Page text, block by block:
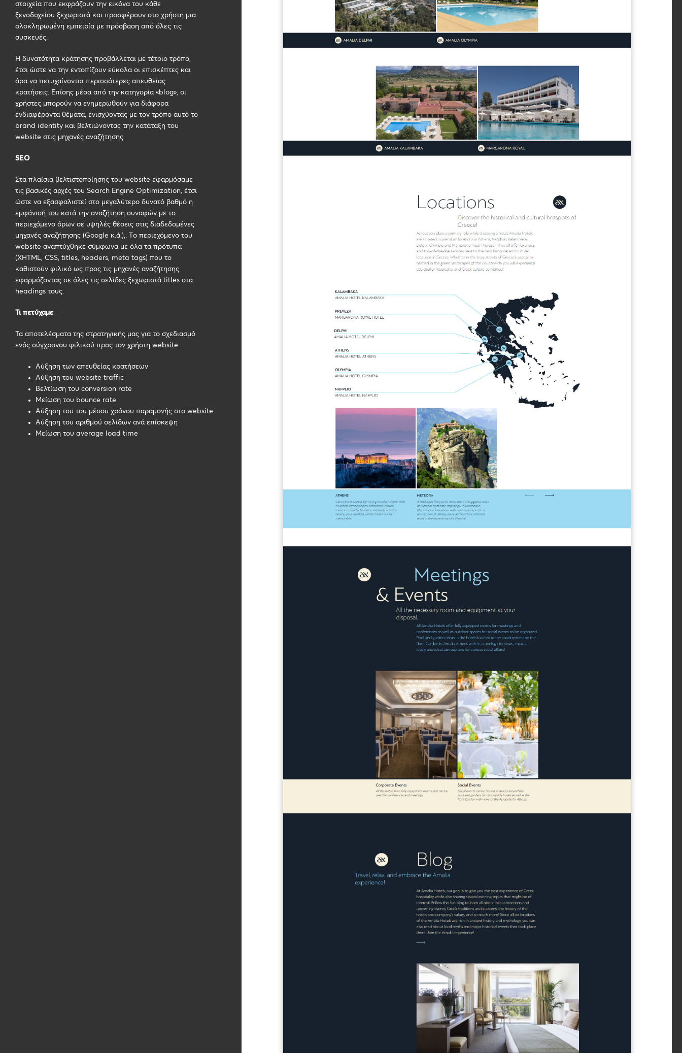
στοιχεία που εκφράζουν την εικόνα του κάθε
ξενοδοχείου ξεχωριστά και προσφέρουν στο χρήστη μια
ολοκληρωμένη εμπειρία με πρόσβαση από όλες τις
συσκευές.
Η δυνατότητα κράτησης προβάλλεται με τέτοιο τρόπο,
έτσι ώστε να την εντοπίζουν εύκολα οι επισκέπτες και
άρα να πετυχαίνονται περισσότερες απευθείας
κρατήσεις. Επίσης μέσα από την κατηγορία «blog», οι
χρήστες μπορούν να ενημερωθούν για διάφορα
ενδιαφέροντα θέματα, ενισχύοντας με τον τρόπο αυτό το
brand identity και βελτιώνοντας την κατάταξη του
website στις μηχανές αναζήτησης.
SEO
Στα πλαίσια βελτιστοποίησης του website εφαρμόσαμε
τις βασικές αρχές του Search Engine Optimization, έτσι
ώστε να εξασφαλιστεί στο μεγαλύτερο δυνατό βαθμό η
εμφάνισή του κατά την αναζήτηση συναφών με το
περιεχόμενο όρων σε υψηλές θέσεις στις διαδεδομένες
μηχανές αναζήτησης (Google κ.ά.),. Τo περιεχόμενο του
website αναπτύχθηκε σύμφωνα με όλα τα πρότυπα
(XHTML, CSS, titles, headers, meta tags) που το
καθιστούν φιλικό ως προς τις μηχανές αναζήτησης
εφαρμόζοντας σε όλες τις σελίδες ξεχωριστά titles στα
headings τους.
Τι πετύχαμε
Τα αποτελέσματα της στρατηγικής μας για το σχεδιασμό
ενός σύγχρονου φιλικού προς τον χρήστη website:
Aύξηση των απευθείας κρατήσεων
Aύξηση του website traffic
Bελτίωση του conversion rate
Μείωση του bounce rate
Αύξηση του του μέσου χρόνου παραμονής στο website
Αύξηση του αριθμού σελίδων ανά επίσκεψη
Μείωση του average load time